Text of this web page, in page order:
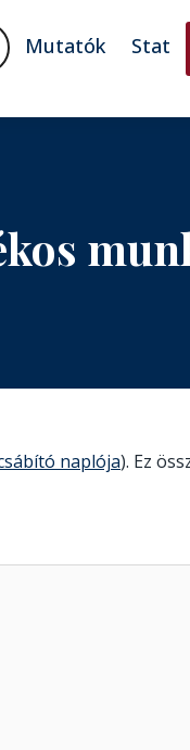
Mutatók Stat
naplója). Ez